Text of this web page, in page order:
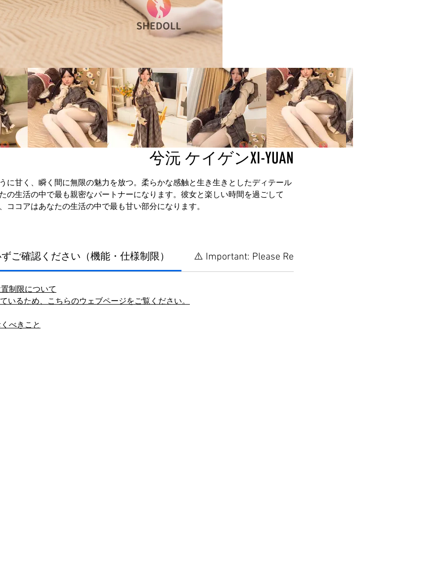
兮沅 ケイゲンXI-YUAN
に甘く、瞬く間に無限の魅力を放つ。柔らかな感触と生き生きとしたディテール
の生活の中で最も親密なパートナーになります。彼女と楽しい時間を過ごして
ココアはあなたの生活の中で最も甘い部分になります。
ご確認ください（機能・仕様制限） ⚠️ Important: Please Read Before Placing Your Orde
制限について
いるため、こちらのウェブページをご覧ください。
べきこと